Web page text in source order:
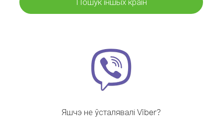
Яшчэ не ўсталявалі Viber?